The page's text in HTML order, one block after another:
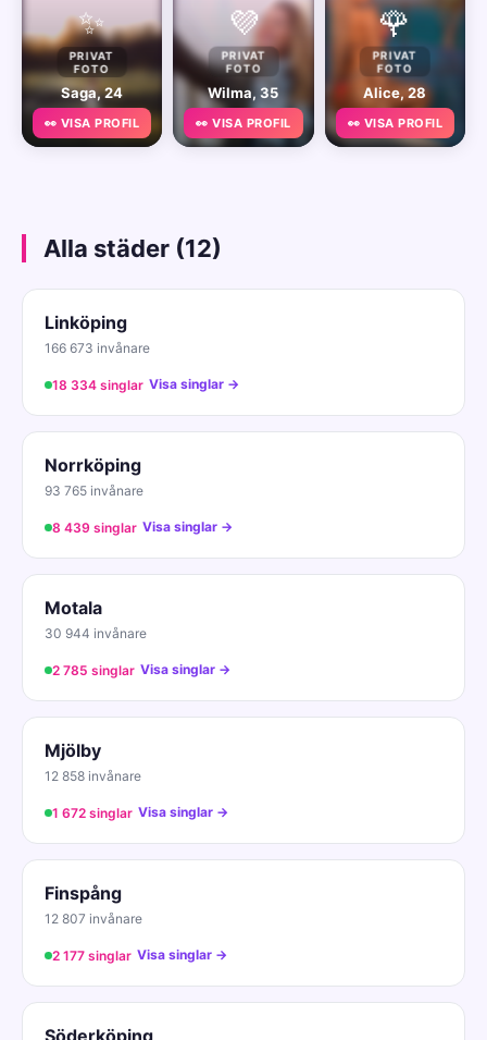
✨
PRIVAT
FOTO
Saga, 24
👀 VISA PROFIL
💜
PRIVAT
FOTO
Wilma, 35
👀 VISA PROFIL
🌹
PRIVAT
FOTO
Alice, 28
👀 VISA PROFIL
Alla städer (12)
Linköping
166 673 invånare
18 334 singlar Visa singlar →
Norrköping
93 765 invånare
8 439 singlar Visa singlar →
Motala
30 944 invånare
2 785 singlar Visa singlar →
Mjölby
12 858 invånare
1 672 singlar Visa singlar →
Finspång
12 807 invånare
2 177 singlar Visa singlar →
Söderköping